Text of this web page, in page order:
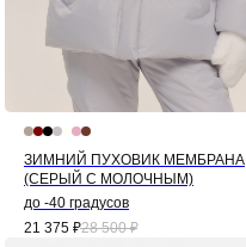
ЗИМНИЙ ПУХОВИК МЕМБРАНА
(СЕРЫЙ С МОЛОЧНЫМ)
до -40 градусов
21 375 ₽28 500 ₽